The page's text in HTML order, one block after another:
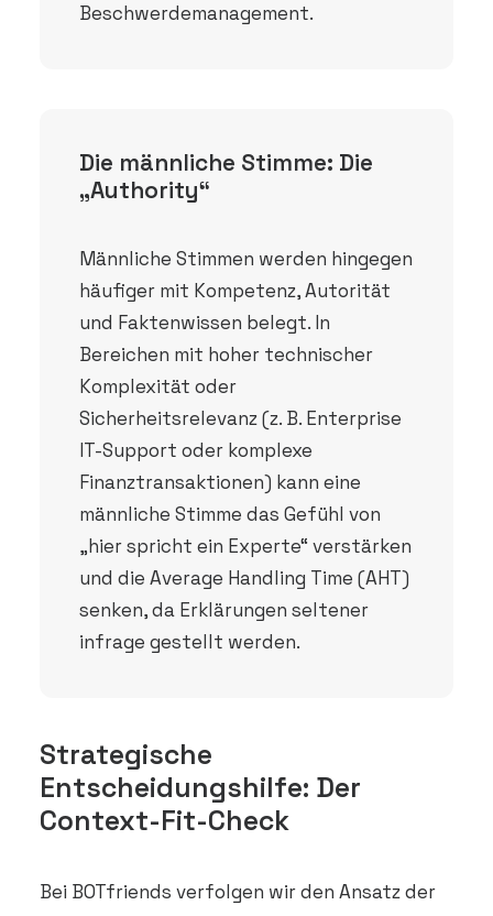
Beschwerdemanagement.
Die männliche Stimme: Die
„Authority“
Männliche Stimmen werden hingegen
häufiger mit Kompetenz, Autorität
und Faktenwissen belegt. In
Bereichen mit hoher technischer
Komplexität oder
Sicherheitsrelevanz (z. B. Enterprise
IT-Support oder komplexe
Finanztransaktionen) kann eine
männliche Stimme das Gefühl von
„hier spricht ein Experte“ verstärken
und die Average Handling Time (AHT)
senken, da Erklärungen seltener
infrage gestellt werden.
Strategische
Entscheidungshilfe: Der
Context-Fit-Check
Bei BOTfriends verfolgen wir den Ansatz der